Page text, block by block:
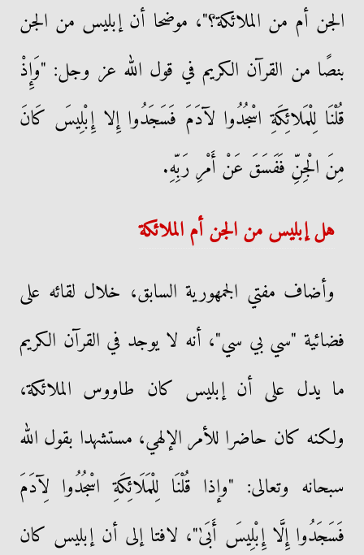
الجن أم من الملائكة؟"، موضحا أن إبليس من الجن
بنصًا من القرآن الكريم في قول الله عز وجل: "وَإِذْ
قُلْنَا لِلْمَلائِكَةِ اسْجُدُوا لآدَمَ فَسَجَدُوا إِلا إِبْلِيسَ كَانَ
مِنَ الْجِنِّ فَفَسَقَ عَنْ أَمْرِ رَبِّهِ.
هل إبليس من الجن أم الملائكة
وأضاف مفتي الجمهورية السابق، خلال لقائه على
فضائية "سي بي سي"، أنه لا يوجد في القرآن الكريم
ما يدل على أن إبليس كان طاووس الملائكة،
ولكنه كان حاضرا للأمر الإلهي، مستشهدا بقول الله
سبحانه وتعالى: "وإذا قُلْنَا لِلْمَلَائِكَةِ اسْجُدُوا لِآدَمَ
فَسَجَدُوا إِلَّا إِبْلِيسَ أَبَىٰ"، لافتا إلى أن إبليس كان